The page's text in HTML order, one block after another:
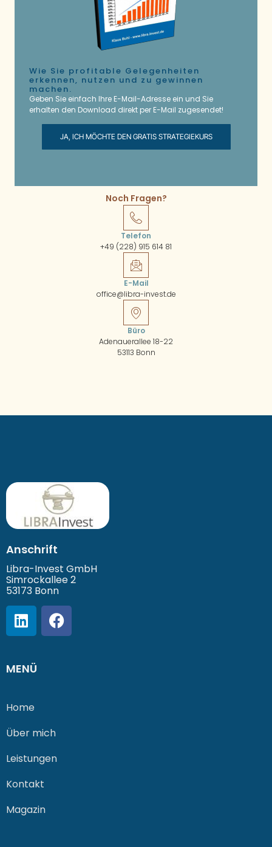
Wie Sie profitable Gelegenheiten
erkennen, nutzen und zu gewinnen
machen.
Geben Sie einfach Ihre E-Mail-Adresse ein und Sie
erhalten den Download direkt per E-Mail zugesendet!
JA, ICH MÖCHTE DEN GRATIS STRATEGIEKURS
Noch Fragen?
Telefon
+49 (228) 915 614 81
E-Mail
office@libra-invest.de
Büro
Adenauerallee 18-22
53113 Bonn
Anschrift
Libra-Invest GmbH
Simrockallee 2
53173 Bonn
MENÜ
Home
Über mich
Leistungen
Kontakt
Magazin